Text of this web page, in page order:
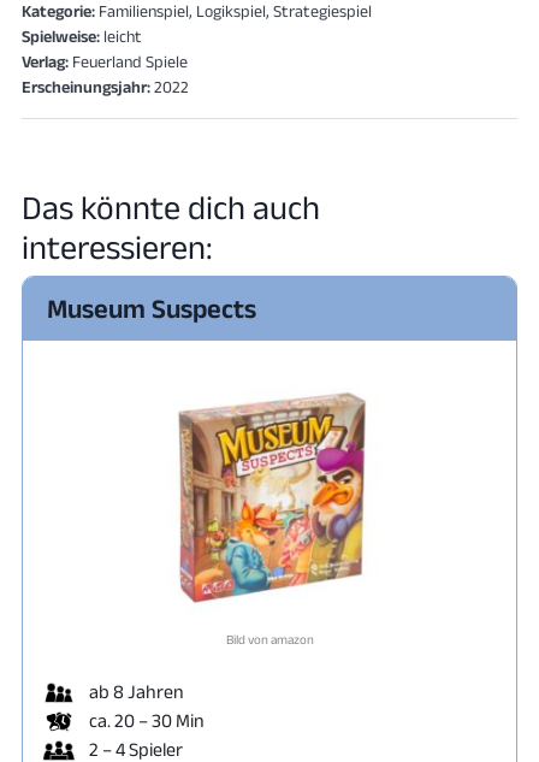
Kategorie: Familienspiel, Logikspiel, Strategiespiel
Spielweise: leicht
Verlag: Feuerland Spiele
Erscheinungsjahr:2022
Das könnte dich auch
interessieren:
Museum Suspects
Bild von amazon
ab 8 Jahren
ca. 20 – 30 Min
2 – 4 Spieler